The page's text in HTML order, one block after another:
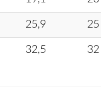
25,9 25
32,5 32